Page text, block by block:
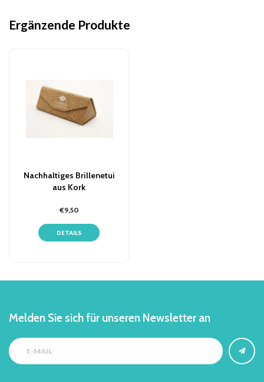
Ergänzende Produkte
Nachhaltiges Brillenetui
aus Kork
€9,50
DETAILS
Melden Sie sich für unseren Newsletter an